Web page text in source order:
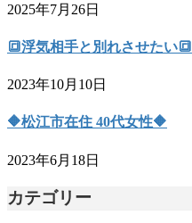
2025年7月26日
🔳浮気相手と別れさせたい🔳
2023年10月10日
🔶松江市在住 40代女性🔶
2023年6月18日
カテゴリー